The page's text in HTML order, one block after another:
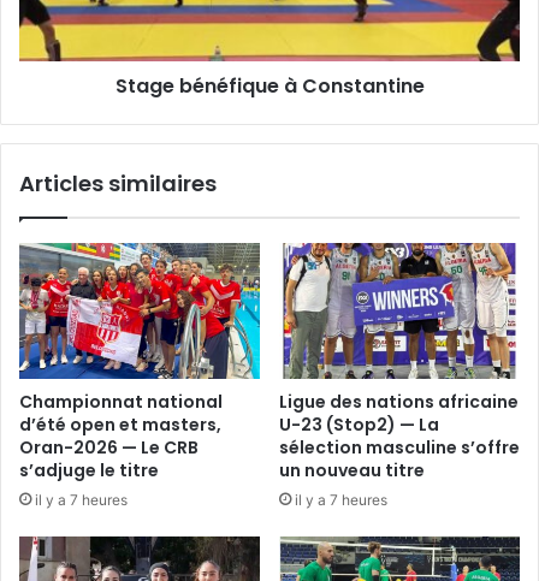
Stage bénéfique à Constantine
Articles similaires
Championnat national
d’été open et masters,
Oran-2026 — Le CRB
s’adjuge le titre
il y a 7 heures
Ligue des nations africaine
U-23 (Stop2) — La
sélection masculine s’offre
un nouveau titre
il y a 7 heures